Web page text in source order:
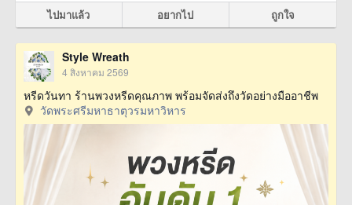
ไปมาแล้ว อยากไป ถูกใจ
Style Wreath
4 สิงหาคม 2569
หรีดวันทา ร้านพวงหรีดคุณภาพ พร้อมจัดส่งถึงวัดอย่างมืออาชีพ
วัดพระศรีมหาธาตุวรมหาวิหาร